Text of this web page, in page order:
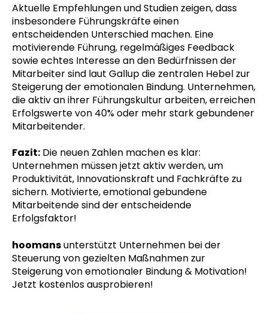
Aktuelle Empfehlungen und Studien zeigen, dass
insbesondere Führungskräfte einen
entscheidenden Unterschied machen. Eine
motivierende Führung, regelmäßiges Feedback
sowie echtes Interesse an den Bedürfnissen der
Mitarbeiter sind laut Gallup die zentralen Hebel zur
Steigerung der emotionalen Bindung. Unternehmen,
die aktiv an ihrer Führungskultur arbeiten, erreichen
Erfolgswerte von 40% oder mehr stark gebundener
Mitarbeitender.
Fazit: Die neuen Zahlen machen es klar:
Unternehmen müssen jetzt aktiv werden, um
Produktivität, Innovationskraft und Fachkräfte zu
sichern. Motivierte, emotional gebundene
Mitarbeitende sind der entscheidende
Erfolgsfaktor!
hoomansunterstützt Unternehmen bei der
Steuerung von gezielten Maßnahmen zur
Steigerung von emotionaler Bindung & Motivation!
Jetzt kostenlos ausprobieren!